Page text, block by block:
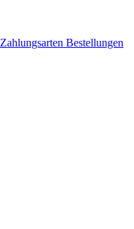
Zahlungsarten Bestellungen